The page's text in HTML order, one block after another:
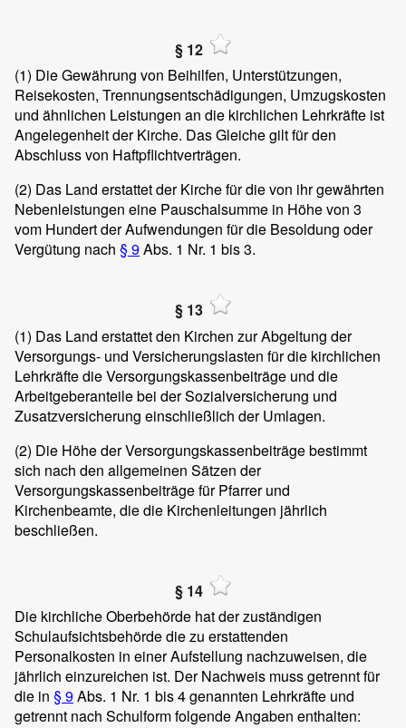
§ 12
(1) Die Gewährung von Beihilfen, Unterstützungen,
Reisekosten, Trennungsentschädigungen, Umzugskosten
und ähnlichen Leistungen an die kirchlichen Lehrkräfte ist
Angelegenheit der Kirche. Das Gleiche gilt für den
Abschluss von Haftpflichtverträgen.
(2) Das Land erstattet der Kirche für die von ihr gewährten
Nebenleistungen eine Pauschalsumme in Höhe von 3
vom Hundert der Aufwendungen für die Besoldung oder
Vergütung nach § 9Abs. 1 Nr. 1 bis 3.
§ 13
(1) Das Land erstattet den Kirchen zur Abgeltung der
Versorgungs- und Versicherungslasten für die kirchlichen
Lehrkräfte die Versorgungskassenbeiträge und die
Arbeitgeberanteile bei der Sozialversicherung und
Zusatzversicherung einschließlich der Umlagen.
(2) Die Höhe der Versorgungskassenbeiträge bestimmt
sich nach den allgemeinen Sätzen der
Versorgungskassenbeiträge für Pfarrer und
Kirchenbeamte, die die Kirchenleitungen jährlich
beschließen.
§ 14
Die kirchliche Oberbehörde hat der zuständigen
Schulaufsichtsbehörde die zu erstattenden
Personalkosten in einer Aufstellung nachzuweisen, die
jährlich einzureichen ist. Der Nachweis muss getrennt für
die in § 9Abs. 1 Nr. 1 bis 4 genannten Lehrkräfte und
getrennt nach Schulform folgende Angaben enthalten: